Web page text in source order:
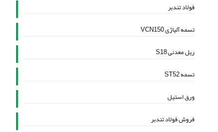
فولاد تندبر
تسمه آلیاژی VCN150
ریل معدنی S18
تسمه ST52
ورق استیل
فروش فولاد تندبر